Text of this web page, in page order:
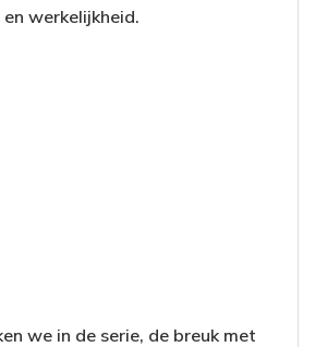
werkelijkheid.
we in de serie, de breuk met